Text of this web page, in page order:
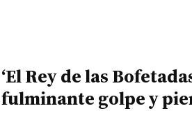
‘El Rey de las
fulminante golpe y